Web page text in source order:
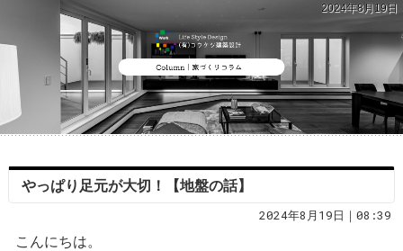
2024年8月19日
やっぱり足元が大切！【地盤の話】
2024年8月19日｜08:39
こんにちは。